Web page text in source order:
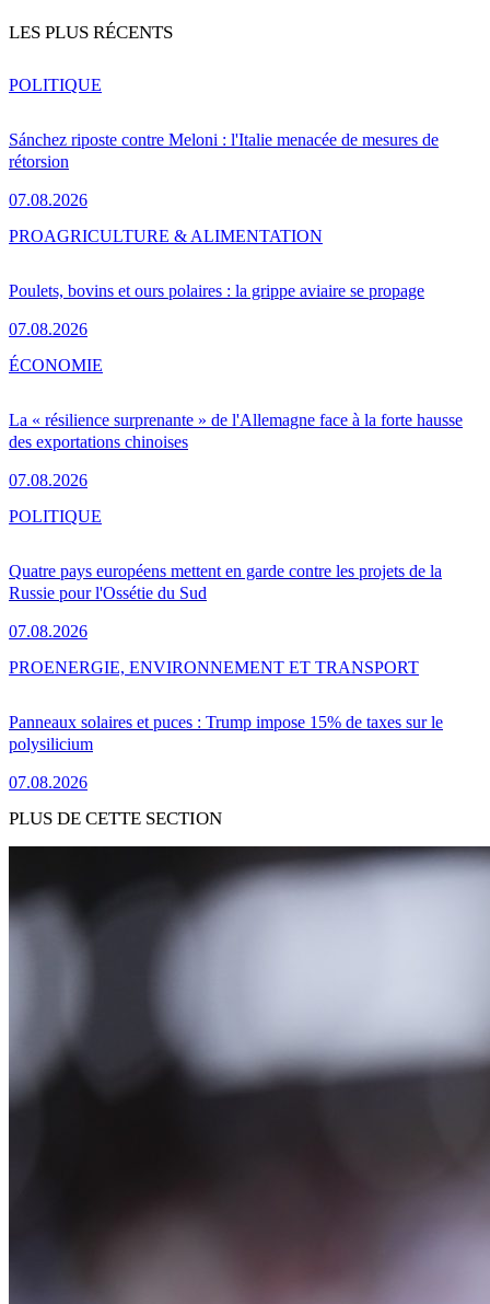
LES PLUS RÉCENTS
Sánchez riposte contre Meloni : l'Italie menacée de mesures de
rétorsion
07.08.2026
POLITIQUE
Poulets, bovins et ours polaires : la grippe aviaire se propage
07.08.2026
PROAGRICULTURE & ALIMENTATION
La « résilience surprenante » de l'Allemagne face à la forte hausse
des exportations chinoises
07.08.2026
ÉCONOMIE
Quatre pays européens mettent en garde contre les projets de la
Russie pour l'Ossétie du Sud
07.08.2026
POLITIQUE
Panneaux solaires et puces : Trump impose 15% de taxes sur le
polysilicium
07.08.2026
PROENERGIE, ENVIRONNEMENT ET TRANSPORT
PLUS DE CETTE SECTION